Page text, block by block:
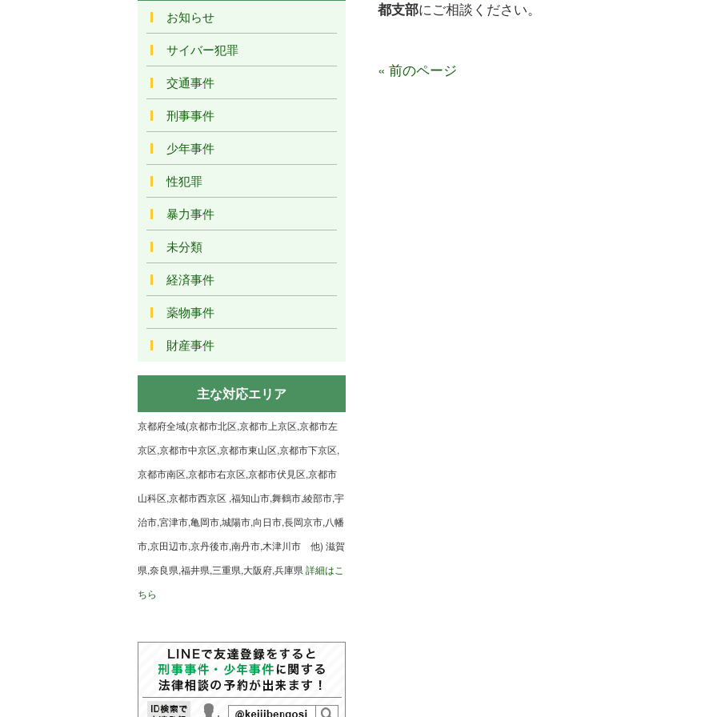
都支部にご相談ください。
« 前のページ
お知らせ
サイバー犯罪
交通事件
刑事事件
少年事件
性犯罪
暴力事件
未分類
経済事件
薬物事件
財産事件
主な対応エリア
京都府全域(京都市北区,京都市上京区,京都市左
京区,京都市中京区,京都市東山区,京都市下京区,
京都市南区,京都市右京区,京都市伏見区,京都市
山科区,京都市西京区 ,福知山市,舞鶴市,綾部市,宇
治市,宮津市,亀岡市,城陽市,向日市,長岡京市,八幡
市,京田辺市,京丹後市,南丹市,木津川市 他) 滋賀
県,奈良県,福井県,三重県,大阪府,兵庫県 詳細はこ
ちら